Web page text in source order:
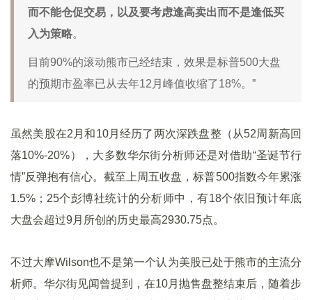
而不能仓促交易，以及要考虑逢高卖出而不是逢低买
入为策略。
目前90%的滚动熊市已经结束，效果是标普500大盘
的预期市盈率已从去年12月峰值收缩了18%。”
虽然美股在2月和10月经历了两次深跌盘整（从52周新高回
落10%-20%），大多数华尔街分析师还是对借助“圣诞节行
情”反弹抱有信心。截至上周五收盘，标普500指数今年累涨
1.5%；25个彭博社统计的分析师中，有18个依旧预计年底
大盘会超过9月所创的历史最高2930.75点。
不过大摩Wilson也不是第一个认为美股已处于熊市的主流分
析师。华尔街见闻曾提到，在10月抛售盘整结束后，随着步